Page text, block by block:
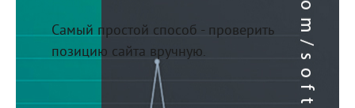
Самый простой способ - проверить
позицию сайта вручную.